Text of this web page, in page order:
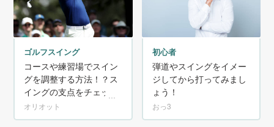
ゴルフスイング
コースや練習場でスイン
グを調整する方法！？ス
イングの支点をチェッ
ク！
オリオット
初心者
弾道やスイングをイメー
ジしてから打ってみまし
ょう！
おっ3